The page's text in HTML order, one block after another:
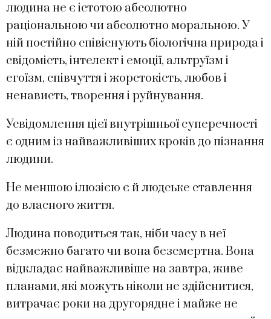
людина не є істотою абсолютно
раціональною чи абсолютно моральною. У
ній постійно співіснують біологічна природа і
свідомість, інтелект і емоції, альтруїзм і
егоїзм, співчуття і жорстокість, любов і
ненависть, творення і руйнування.
Усвідомлення цієї внутрішньої суперечності
є одним із найважливіших кроків до пізнання
людини.
Не меншою ілюзією є й людське ставлення
до власного життя.
Людина поводиться так, ніби часу в неї
безмежно багато чи вона безсмертна. Вона
відкладає найважливіше на завтра, живе
планами, які можуть ніколи не здійснитися,
витрачає роки на другорядне і майже не